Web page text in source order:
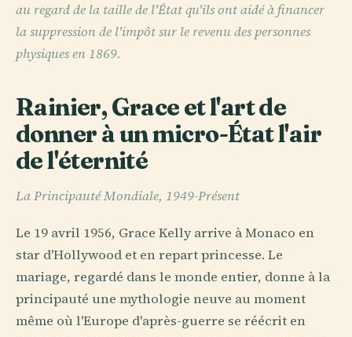
au regard de la taille de l'État qu'ils ont aidé à financer
la suppression de l'impôt sur le revenu des personnes
physiques en 1869.
Rainier, Grace et l'art de
donner à un micro-État l'air
de l'éternité
La Principauté Mondiale, 1949-Présent
Le 19 avril 1956, Grace Kelly arrive à Monaco en
star d'Hollywood et en repart princesse. Le
mariage, regardé dans le monde entier, donne à la
principauté une mythologie neuve au moment
même où l'Europe d'après-guerre se réécrit en